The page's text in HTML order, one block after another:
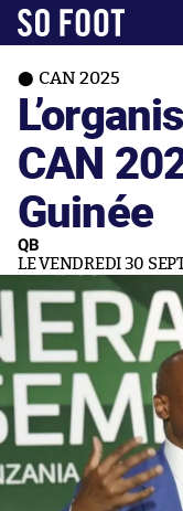
CAN 2025
CAN
Guinée
QB
LE VENDREDI 30